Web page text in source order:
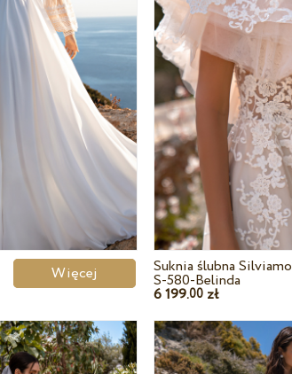
Więcej Suknia ślubna Silviamo
S-580-Belinda
6 199.00 zł